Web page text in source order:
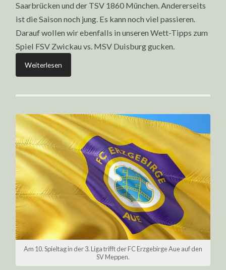
Saarbrücken und der TSV 1860 München. Andererseits
ist die Saison noch jung. Es kann noch viel passieren.
Darauf wollen wir ebenfalls in unseren Wett-Tipps zum
Spiel FSV Zwickau vs. MSV Duisburg gucken.
Weiterlesen
Am 10. Spieltag in der 3. Liga trifft der FC Erzgebirge Aue auf den
SV Meppen.